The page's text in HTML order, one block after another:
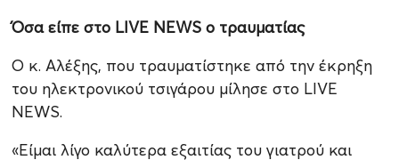
Όσα είπε στο LIVE NEWS ο τραυματίας
Ο κ. Αλέξης, που τραυματίστηκε από την έκρηξη
του ηλεκτρονικού τσιγάρου μίλησε στο LIVE
NEWS.
«Είμαι λίγο καλύτερα εξαιτίας του γιατρού και